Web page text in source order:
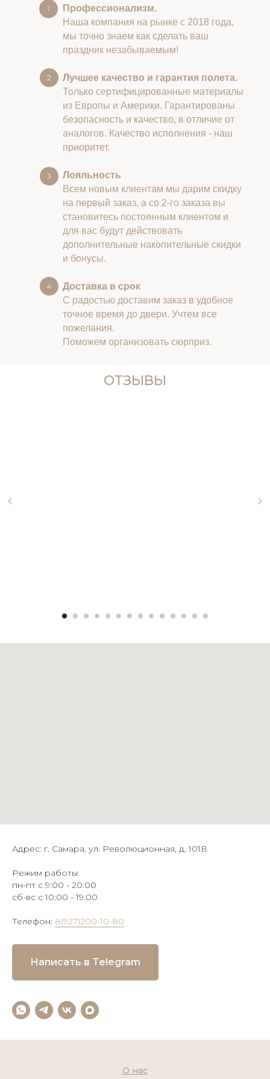
Профессионализм.
Наша компания на рынке с 2018 года,
мы точно знаем как сделать ваш
праздник незабываемым!
Лучшее качество и гарантия полета.
Только сертифицированные материалы
из Европы и Америки. Гарантированы
безопасность и качество, в отличие от
аналогов. Качество исполнения - наш
приоритет.
Лояльность
Всем новым клиентам мы дарим скидку
на первый заказ, а со 2-го заказа вы
становитесь постоянным клиентом и
для вас будут действовать
дополнительные накопительные скидки
и бонусы.
Доставка в срок
С радостью доставим заказ в удобное
точное время до двери. Учтем все
пожелания.
Поможем организовать сюрприз.
ОТЗЫВЫ
Адрес: г. Самара, ул. Революционная, д. 101В
Режим работы:
пн-пт с 9:00 - 20:00
сб-вс с 10:00 - 19:00
Телефон: 8(927)200-10-80
Написать в Telegram
О нас